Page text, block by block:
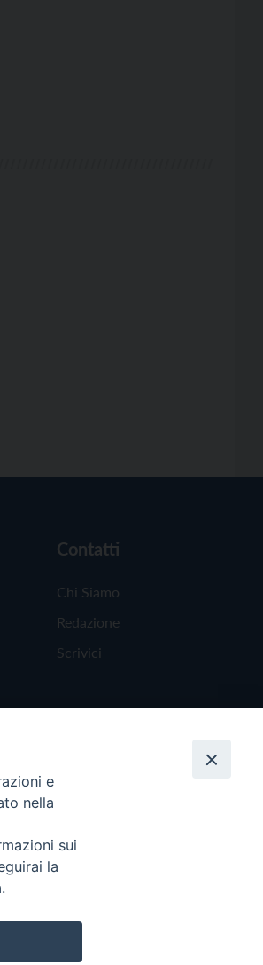
Contatti
Chi Siamo
Redazione
Scrivici
e
nella
sui
la